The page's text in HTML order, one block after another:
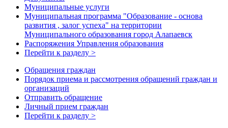
Муниципальные услуги
Муниципальная программа "Образование - основа
развития , залог успеха" на территории
Муниципального образования город Алапаевск
Распоряжения Управления образования
Перейти к разделу >
Обращения граждан
Порядок приема и рассмотрения обращений граждан и
организаций
Отправить обращение
Личный прием граждан
Перейти к разделу >